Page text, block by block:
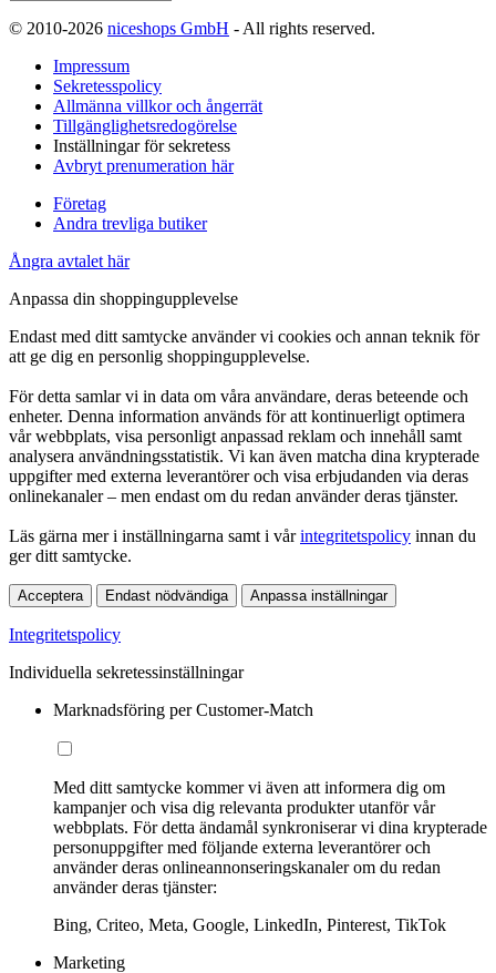
© 2010-2026 niceshops GmbH - All rights reserved.
Impressum
Sekretesspolicy
Allmänna villkor och ångerrät
Tillgänglighetsredogörelse
Inställningar för sekretess
Avbryt prenumeration här
Företag
Andra trevliga butiker
Ångra avtalet här
Anpassa din shoppingupplevelse
Endast med ditt samtycke använder vi cookies och annan teknik för
att ge dig en personlig shoppingupplevelse.
För detta samlar vi in data om våra användare, deras beteende och
enheter. Denna information används för att kontinuerligt optimera
vår webbplats, visa personligt anpassad reklam och innehåll samt
analysera användningsstatistik. Vi kan även matcha dina krypterade
uppgifter med externa leverantörer och visa erbjudanden via deras
onlinekanaler – men endast om du redan använder deras tjänster.
Läs gärna mer i inställningarna samt i vårintegritetspolicy innan du
ger ditt samtycke.
Acceptera Endast nödvändiga Anpassa inställningar
Integritetspolicy
Individuella sekretessinställningar
Marknadsföring per Customer-Match
Med ditt samtycke kommer vi även att informera dig om
kampanjer och visa dig relevanta produkter utanför vår
webbplats. För detta ändamål synkroniserar vi dina krypterade
personuppgifter med följande externa leverantörer och
använder deras onlineannonseringskanaler om du redan
använder deras tjänster:
Bing, Criteo, Meta, Google, LinkedIn, Pinterest, TikTok
Marketing